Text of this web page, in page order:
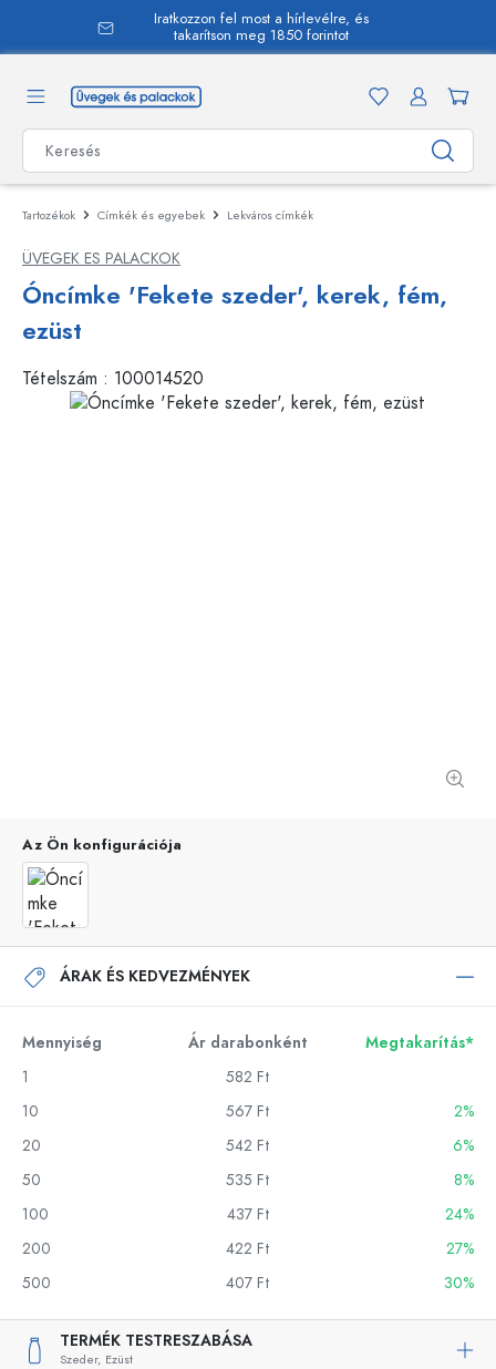
Iratkozzon fel most a hírlevélre, és
takarítson meg 1850 forintot
Tartozékok Címkék és egyebek Lekváros címkék
ÜVEGEK ES PALACKOK
Óncímke 'Fekete szeder', kerek, fém,
ezüst
Tételszám : 100014520
Az Ön konfigurációja
ÁRAK ÉS KEDVEZMÉNYEK
Mennyiség Ár darabonként
Megtakarítás*
1
582 Ft
10
567 Ft
2%
20
542 Ft
6%
50
535 Ft
8%
100
437 Ft
24%
200
422 Ft
27%
500
407 Ft 30%
TERMÉK TESTRESZABÁSA
Szeder, Ezüst